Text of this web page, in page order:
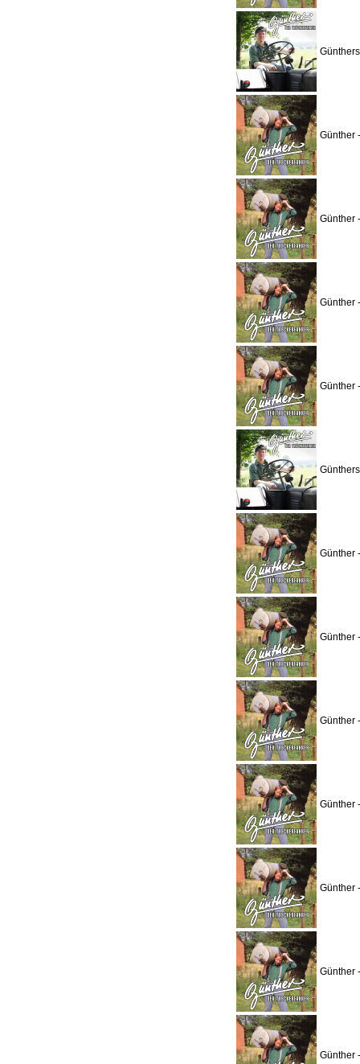
Günther
Günther
Günther
Günther
Günther
Günther
Günther
Günther
Günther
Günther
Günther